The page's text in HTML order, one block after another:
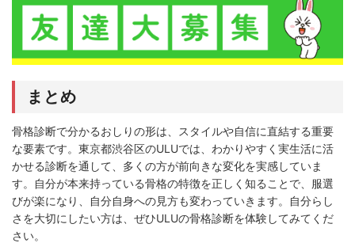
まとめ
骨格診断で分かるおしりの形は、スタイルや自信に直結する重要
な要素です。東京都渋谷区のULUでは、わかりやすく実生活に活
かせる診断を通して、多くの方が前向きな変化を実感していま
す。自分が本来持っている骨格の特徴を正しく知ることで、服選
びが楽になり、自分自身への見方も変わっていきます。自分らし
さを大切にしたい方は、ぜひULUの骨格診断を体験してみてくだ
さい。